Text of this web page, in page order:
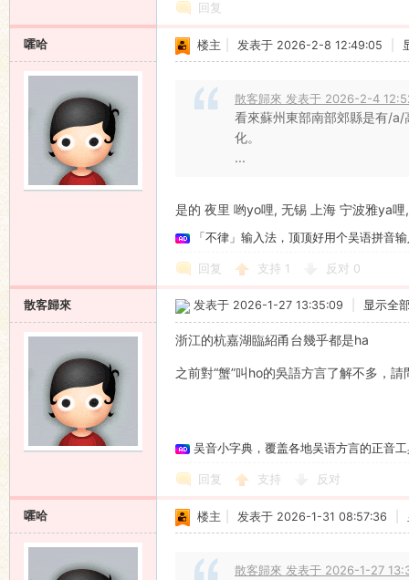
回复
嚯哈 楼主 发表于 2026-2-8 12:49:05
散客歸來 发表于 2026-2-4
看來蘇州東部南部郊縣是有/a/
化。
...
是的 夜里 哟yo哩, 无锡 上海 宁波雅ya
「不律」输入法，顶顶好用个吴语拼音
回复 支持 1 反对 0
散客歸來 发表于 2026-1-27 13:35:09 显示全
浙江的杭嘉湖臨紹甬台幾乎都是ha
之前對“蟹”叫ho的吳語方言了解不多，
吴音小字典，覆盖各地吴语方言的正音
回复 支持 反对
嚯哈 楼主 发表于 2026-1-31 08:57:36
散客歸來 发表于 2026-1-27